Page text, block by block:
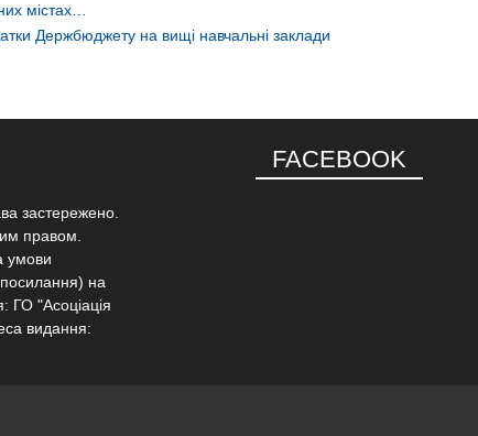
містах…
Держбюджету на вищі навчальні заклади
застережено.
правом.
умови
на
ГО "Асоціація
видання:
FACEBOOK